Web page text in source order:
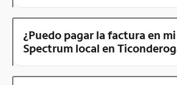
¿Puedo pagar la factura en
Spectrum local en